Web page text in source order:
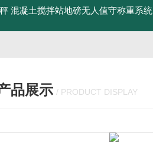
混凝土搅拌站地磅无人值守称重系统
品展示 / PRODUCT DISPLAY